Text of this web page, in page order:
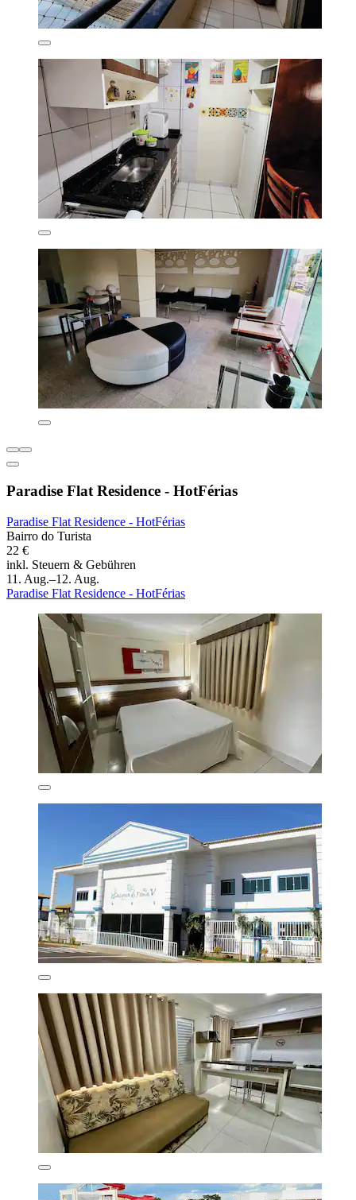
Paradise Flat Residence - HotFérias
Paradise Flat Residence - HotFérias
Bairro do Turista
22 €
inkl. Steuern & Gebühren
11. Aug.–12. Aug.
Paradise Flat Residence - HotFérias